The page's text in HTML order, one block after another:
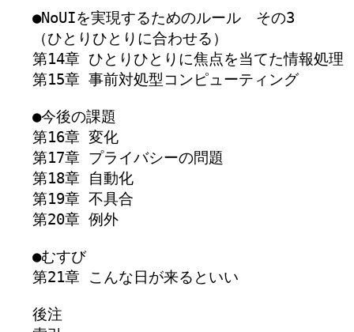
●NoUIを実現するためのルール　その3
（ひとりひとりに合わせる）
第14章 ひとりひとりに焦点を当てた情報処理
第15章 事前対処型コンピューティング
●今後の課題
第16章 変化
第17章 プライバシーの問題
第18章 自動化
第19章 不具合
第20章 例外
●むすび
第21章 こんな日が来るといい
後注